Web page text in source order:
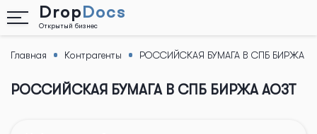
DropDocs
Открытый бизнес
Назад
Главная Контрагенты
РОССИЙСКАЯ БУМАГА В СПБ БИРЖА
РОССИЙСКАЯ БУМАГА В СПБ БИРЖА АОЗТ